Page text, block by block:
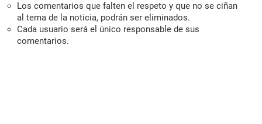
Los comentarios que falten el respeto y que no se ciñan
al tema de la noticia, podrán ser eliminados.
Cada usuario será el único responsable de sus
comentarios.